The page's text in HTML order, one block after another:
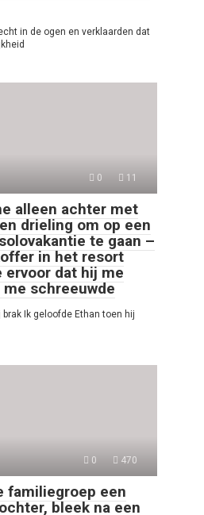
in de ogen en verklaarden dat
0 11
alleen achter met
drieling om op een
te gaan –
in het resort
ervoor dat hij me
schreeuwde
Ik geloofde Ethan toen hij
0 470
familiegroep een
bleek na een